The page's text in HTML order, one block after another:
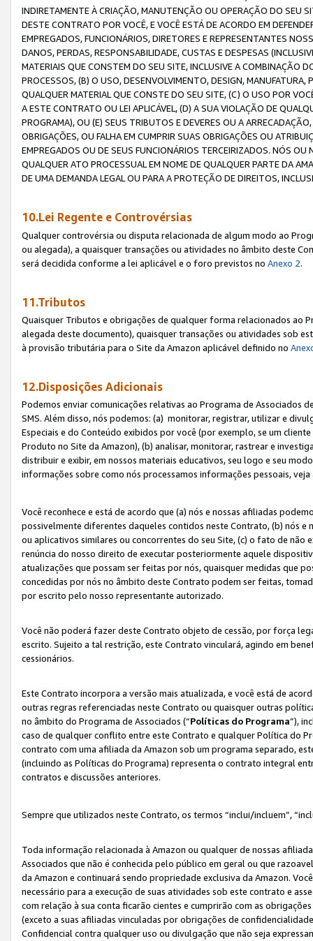
INDIRETAMENTE À CRIAÇÃO, MANUTENÇÃO OU OPERAÇÃO DO SEU
DESTE CONTRATO POR VOCÊ, E VOCÊ ESTÁ DE ACORDO EM
EMPREGADOS, FUNCIONÁRIOS, DIRETORES E REPRESENTANTES
DANOS, PERDAS, RESPONSABILIDADE, CUSTAS E DESPESAS
MATERIAIS QUE CONSTEM DO SEU SITE, INCLUSIVE A COMBINAÇÃO
PROCESSOS, (B) O USO, DESENVOLVIMENTO, DESIGN,
QUALQUER MATERIAL QUE CONSTE DO SEU SITE, (C) O USO POR
A ESTE CONTRATO OU LEI APLICÁVEL, (D) A SUA VIOLAÇÃO DE
PROGRAMA), OU (E) SEUS TRIBUTOS E DEVERES OU A
OBRIGAÇÕES, OU FALHA EM CUMPRIR SUAS OBRIGAÇÕES OU
EMPREGADOS OU DE SEUS FUNCIONÁRIOS TERCEIRIZADOS. NÓS
QUALQUER ATO PROCESSUAL EM NOME DE QUALQUER PARTE DA
DE UMA DEMANDA LEGAL OU PARA A PROTEÇÃO DE DIREITOS,
10.Lei Regente e Controvérsias
Qualquer controvérsia ou disputa relacionada de algum modo ao
ou alegada), a quaisquer transações ou atividades no âmbito deste
será decidida conforme a lei aplicável e o foro previstos no Anexo 2.
11.Tributos
Quaisquer Tributos e obrigações de qualquer forma relacionados ao
alegada deste documento), quaisquer transações ou atividades sob
à provisão tributária para o Site da Amazon aplicável definido no
12.Disposições Adicionais
Podemos enviar comunicações relativas ao Programa de Associados
SMS. Além disso, nós podemos: (a) monitorar, registrar, utilizar e
Especiais e do Conteúdo exibidos por você (por exemplo, se um
Produto no Site da Amazon), (b) analisar, monitorar, rastrear e
distribuir e exibir, em nossos materiais educativos, seu logo e seu
informações sobre como nós processamos informações pessoais,
Você reconhece e está de acordo que (a) nós e nossas afiliadas
possivelmente diferentes daqueles contidos neste Contrato, (b) nós
ou aplicativos similares ou concorrentes do seu Site, (c) o fato de
renúncia do nosso direito de executar posteriormente aquele
atualizações que possam ser feitas por nós, quaisquer medidas que
concedidas por nós no âmbito deste Contrato podem ser feitas,
por escrito pelo nosso representante autorizado.
Você não poderá fazer deste Contrato objeto de cessão, por força
escrito. Sujeito a tal restrição, este Contrato vinculará, agindo em
cessionários.
Este Contrato incorpora a versão mais atualizada, e você está de
outras regras referenciadas neste Contrato ou quaisquer outras
no âmbito do Programa de Associados (“Políticas do Programa”),
caso de qualquer conflito entre este Contrato e qualquer Política do
contrato com uma afiliada da Amazon sob um programa separado,
(incluindo as Políticas do Programa) representa o contrato integral
contratos e discussões anteriores.
Sempre que utilizados neste Contrato, os termos “inclui/incluem”,
Toda informação relacionada à Amazon ou qualquer de nossas
Associados que não é conhecida pelo público em geral ou que
da Amazon e continuará sendo propriedade exclusiva da Amazon.
necessário para a execução de suas atividades sob este contrato e
com relação à sua conta ficarão cientes e cumprirão com as
(exceto a suas afiliadas vinculadas por obrigações de
Confidencial contra qualquer uso ou divulgação que não seja